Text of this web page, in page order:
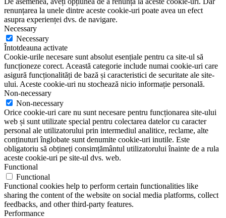
renunțarea la unele dintre aceste cookie-uri poate avea un efect
asupra experienței dvs. de navigare.
Necessary
Necessary
Întotdeauna activate
Cookie-urile necesare sunt absolut esențiale pentru ca site-ul să
funcționeze corect. Această categorie include numai cookie-uri care
asigură funcționalități de bază și caracteristici de securitate ale site-
ului. Aceste cookie-uri nu stochează nicio informație personală.
Non-necessary
Non-necessary
Orice cookie-uri care nu sunt necesare pentru funcționarea site-ului
web și sunt utilizate special pentru colectarea datelor cu caracter
personal ale utilizatorului prin intermediul analitice, reclame, alte
conținuturi înglobate sunt denumite cookie-uri inutile. Este
obligatoriu să obțineți consimțământul utilizatorului înainte de a rula
aceste cookie-uri pe site-ul dvs. web.
Functional
Functional
Functional cookies help to perform certain functionalities like
sharing the content of the website on social media platforms, collect
feedbacks, and other third-party features.
Performance